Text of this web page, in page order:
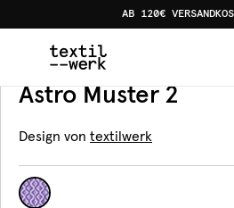
AB 120€
Produkte
Bankauflage
Astro Muster 2
Design von textilwerk